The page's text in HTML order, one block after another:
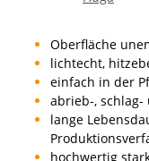
Oberfläche
lichtecht,
einfach in der
abrieb-,
lange
hochwertig